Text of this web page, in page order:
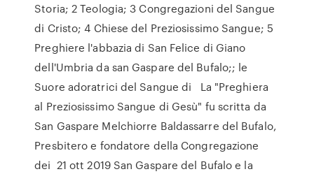
Storia; 2 Teologia; 3 Congregazioni del Sangue
di Cristo; 4 Chiese del Preziosissimo Sangue; 5
Preghiere l'abbazia di San Felice di Giano
dell'Umbria da san Gaspare del Bufalo;; le
Suore adoratrici del Sangue di La "Preghiera
al Preziosissimo Sangue di Gesù" fu scritta da
San Gaspare Melchiorre Baldassarre del Bufalo,
Presbitero e fondatore della Congregazione
dei 21 ott 2019 San Gaspare del Bufalo e la